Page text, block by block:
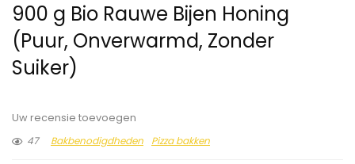
900 g Bio Rauwe Bijen Honing
(Puur, Onverwarmd, Zonder
Suiker)
Uw recensie toevoegen
47
Bakbenodigdheden Pizza bakken